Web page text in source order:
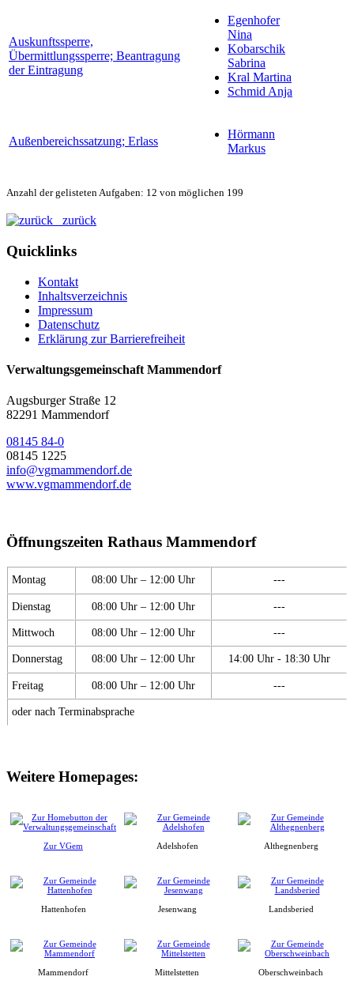
Auskunftssperre,
Übermittlungssperre; Beantragung
der Eintragung
Egenhofer
Nina
Kobarschik
Sabrina
Kral Martina
Schmid Anja
Außenbereichssatzung; Erlass
Hörmann
Markus
Anzahl der gelisteten Aufgaben: 12 von möglichen 199
zurück
Quicklinks
Kontakt
Inhaltsverzeichnis
Impressum
Datenschutz
Erklärung zur Barrierefreiheit
Verwaltungsgemeinschaft Mammendorf
Augsburger Straße 12
82291 Mammendorf
08145 84-0
08145 1225
info@vgmammendorf.de
www.vgmammendorf.de
Öffnungszeiten Rathaus Mammendorf
Montag 08:00 Uhr – 12:00 Uhr ---
Dienstag 08:00 Uhr – 12:00 Uhr ---
Mittwoch 08:00 Uhr – 12:00 Uhr ---
Donnerstag 08:00 Uhr – 12:00 Uhr 14:00 Uhr - 18:30 Uhr
Freitag 08:00 Uhr – 12:00 Uhr ---
oder nach Terminabsprache
Weitere Homepages:
Zur VGem Adelshofen Althegnenberg
Hattenhofen Jesenwang Landsberied
Mammendorf Mittelstetten Oberschweinbach